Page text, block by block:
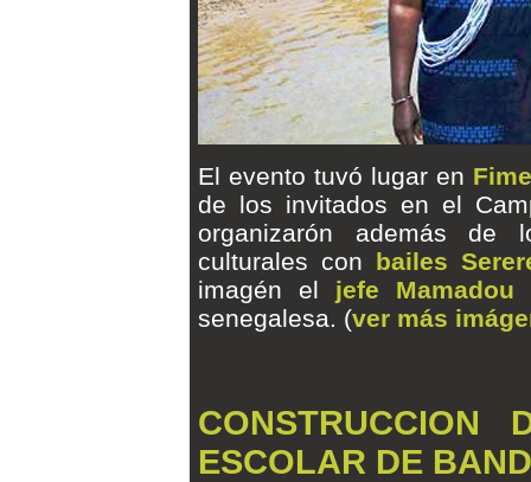
El evento tuvó lugar en
de los invitados en el
organizarón además de
culturales con bailes
imagén el jefe
senegalesa. (ver más
CONSTRUCCION
ESCOLAR DE